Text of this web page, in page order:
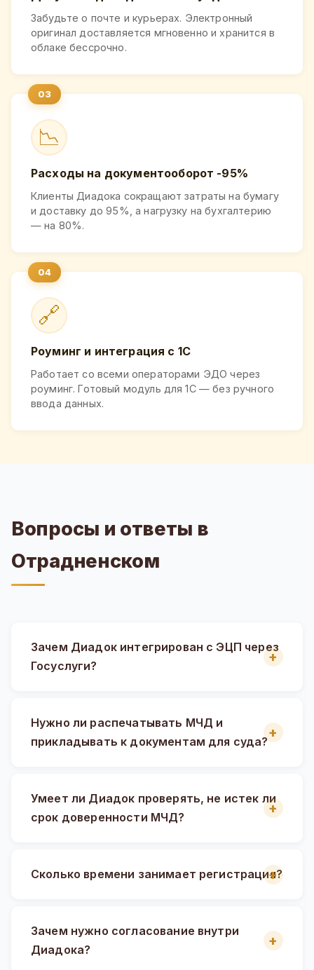
Забудьте о почте и курьерах. Электронный
оригинал доставляется мгновенно и хранится в
облаке бессрочно.
📉
Расходы на документооборот -95%
Клиенты Диадока сокращают затраты на бумагу
и доставку до 95%, а нагрузку на бухгалтерию
— на 80%.
🔗
Роуминг и интеграция с 1С
Работает со всеми операторами ЭДО через
роуминг. Готовый модуль для 1С — без ручного
ввода данных.
Вопросы и ответы в
Отрадненском
Зачем Диадок интегрирован с ЭЦП через
Госуслуги?
Нужно ли распечатывать МЧД и
прикладывать к документам для суда?
Умеет ли Диадок проверять, не истек ли
срок доверенности МЧД?
Сколько времени занимает регистрация?
Зачем нужно согласование внутри
Диадока?